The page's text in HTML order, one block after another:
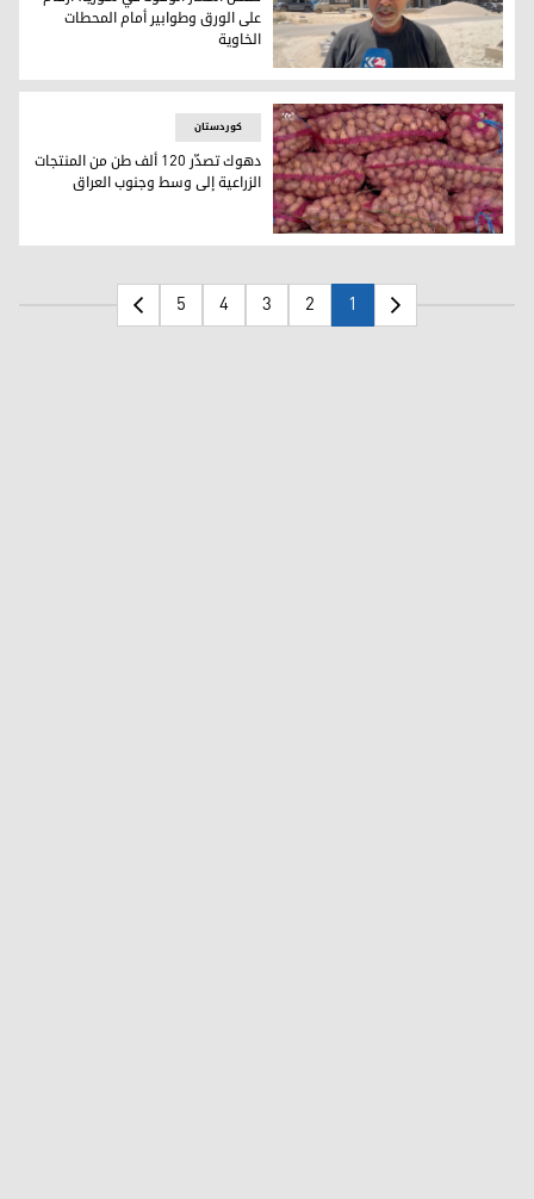
خفض أسعار الوقود في سوريا: أرقام على الورق وطوابير أمام
على الورق وطوابير أمام المحطات
الخاوية
دهوك تصدّر 120 ألف طن من المنتجات الزراعية إلى وسط وجنوب العراق
کوردستان
دهوك تصدّر 120 ألف طن من المنتجات
الزراعية إلى وسط وجنوب العراق
1
2
3
4
5